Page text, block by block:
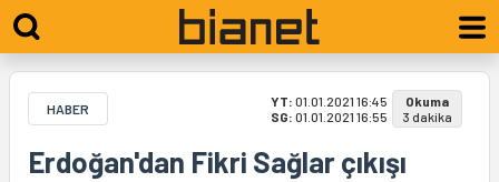
HABER YT: 01.01.2021 16:45
SG: 01.01.2021 16:55
Okuma
3 dakika
Erdoğan'dan Fikri Sağlar çıkışı